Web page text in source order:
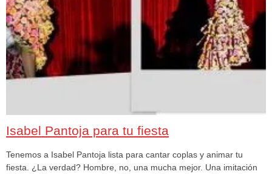
Isabel Pantoja para tu fiesta
Tenemos a Isabel Pantoja lista para cantar coplas y animar tu
fiesta. ¿La verdad? Hombre, no, una mucha mejor. Una imitación